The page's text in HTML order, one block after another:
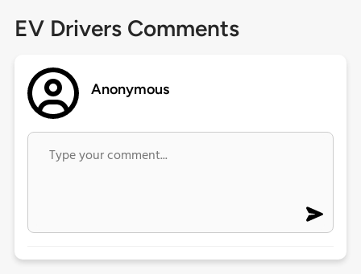
EV Drivers Comments
Anonymous